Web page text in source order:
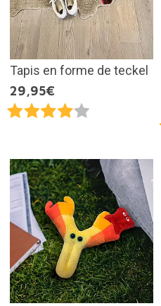
Tapis en forme de teckel
29,95€